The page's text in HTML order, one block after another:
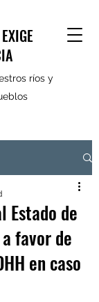
ríos y
Estado de
favor de
en caso